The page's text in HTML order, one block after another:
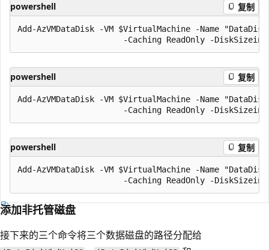
powershell 复制
Add-AzVMDataDisk -VM $VirtualMachine -Name
powershell 复制
Add-AzVMDataDisk -VM $VirtualMachine -Name
powershell 复制
Add-AzVMDataDisk -VM $VirtualMachine -Name
添加非托管磁盘
接下来的三个命令将三个数据磁盘的路径分配给